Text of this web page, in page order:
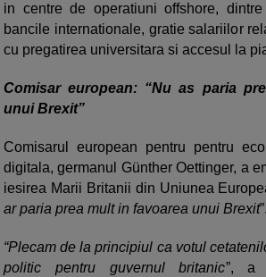
in centre de operatiuni offshore,
bancile internationale, gratie salariilor
cu pregatirea universitara si accesul la
Comisar european: “Nu as paria
unui Brexit”
Comisarul european pentru pentru
digitala, germanul Günther Oettinger, a
iesirea Marii Britanii din Uniunea
ar paria prea mult in favoarea unui Brexit”.
“Plecam de la principiul ca votul
politic pentru guvernul britanic”, a